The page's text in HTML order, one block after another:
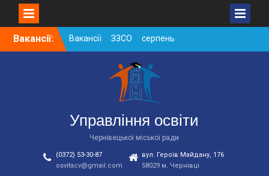
SkipВакансії:
Вакансії ЗЗСО серпень
2026
Вакансії ЗЗСО червень
Вакансії у ЗДО та
дошкільних підрозділах
ЗЗСО станом на
01.08.2026 р.
Управління освіти
Чернівецької міської ради
(0372) 53-30-87
osvitacv@gmail.com
вул. Героїв Майдану, 176
58029 м. Чернівці